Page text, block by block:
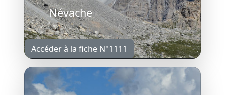
Névache
Accéder à la fiche N°1111